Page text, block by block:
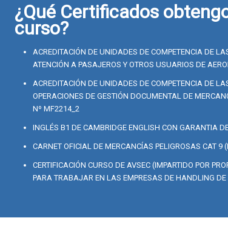
¿Qué Certificados
curso?
ACREDITACIÓN DE UNIDADES DE COMPETENCIA DE
ATENCIÓN A PASAJEROS Y OTROS USUARIOS DE
ACREDITACIÓN DE UNIDADES DE COMPETENCIA DE
OPERACIONES DE GESTIÓN DOCUMENTAL DE
Nº MF2214_2
INGLÉS B1 DE CAMBRIDGE ENGLISH CON GARANTIA
CARNET OFICIAL DE MERCANCÍAS PELIGROSAS CAT 9
CERTIFICACIÓN CURSO DE AVSEC (IMPARTIDO POR
PARA TRABAJAR EN LAS EMPRESAS DE HANDLING DE